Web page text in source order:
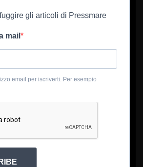
gli articoli di Pressmare
mail
email per iscriverti. Per esempio